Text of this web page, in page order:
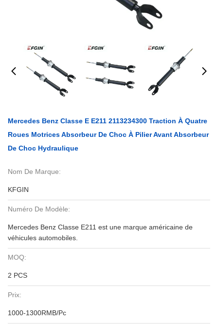
Mercedes Benz Classe E E211 2113234300 Traction À Quatre
Roues Motrices Absorbeur De Choc À Pilier Avant Absorbeur
De Choc Hydraulique
Nom De Marque:
KFGIN
Numéro De Modèle:
Mercedes Benz Classe E211 est une marque américaine de
véhicules automobiles.
MOQ:
2 PCS
Prix:
1000-1300RMB/Pc